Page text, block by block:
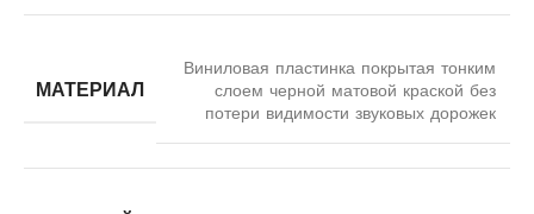
МАТЕРИАЛ
Виниловая пластинка покрытая тонким
слоем черной матовой краской без
потери видимости звуковых дорожек